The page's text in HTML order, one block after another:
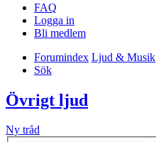
FAQ
Logga in
Bli medlem
Forumindex Ljud & Musik
Sök
Övrigt ljud
Ny tråd